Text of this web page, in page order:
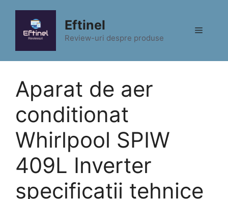
conținut
Eftinel
Review-uri despre produse
Meniu
Aparat de aer
conditionat
Whirlpool SPIW
409L Inverter
specificatii tehnice